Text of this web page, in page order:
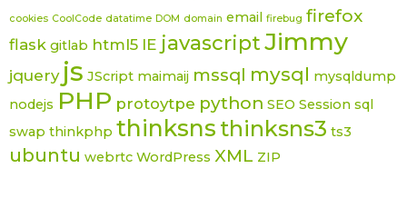
cookies CoolCode datatime DOM domain email firebug firefox
flask gitlab html5 IE javascriptJimmy
jquery js JScript maimaij mssql mysql mysqldump
nodejs PHP protoytpe python SEO Session sql
swap thinkphp thinksns thinksns3 ts3
ubuntu webrtc WordPress XML ZIP